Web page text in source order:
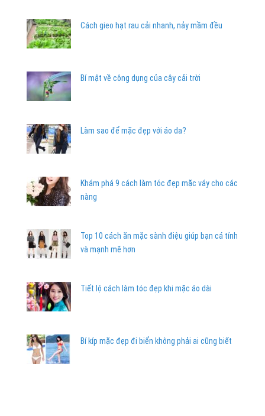
Cách gieo hạt rau cải nhanh, nảy mầm đều
Bí mật về công dụng của cây cải trời
Làm sao để mặc đẹp với áo da?
Khám phá 9 cách làm tóc đẹp mặc váy cho các
nàng
Top 10 cách ăn mặc sành điệu giúp bạn cá tính
và mạnh mẽ hơn
Tiết lộ cách làm tóc đẹp khi mặc áo dài
Bí kíp mặc đẹp đi biển không phải ai cũng biết